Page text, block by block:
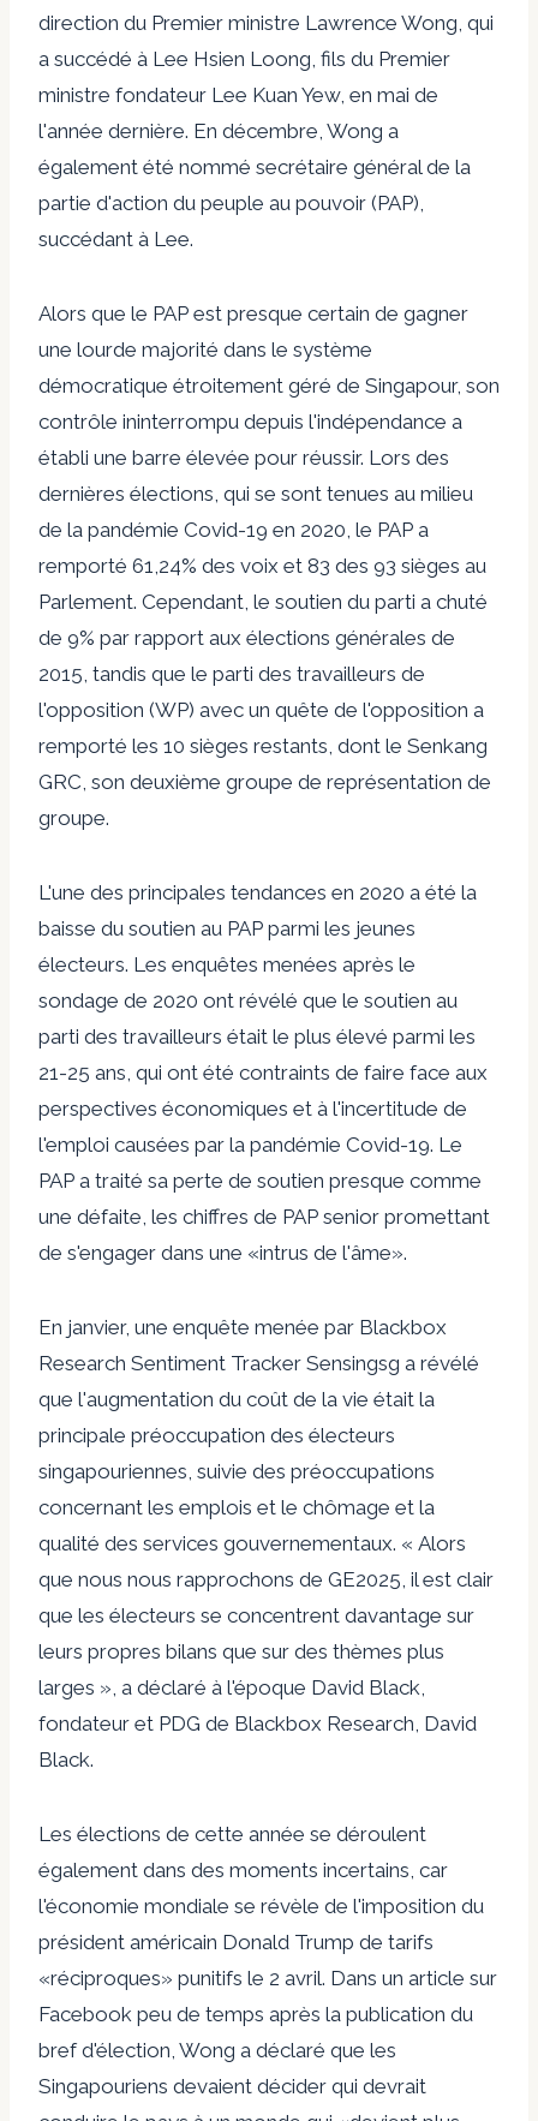
direction du Premier ministre Lawrence Wong, qui
a succédé à Lee Hsien Loong, fils du Premier
ministre fondateur Lee Kuan Yew, en mai de
l'année dernière. En décembre, Wong a
également été nommé secrétaire général de la
partie d'action du peuple au pouvoir (PAP),
succédant à Lee.
Alors que le PAP est presque certain de gagner
une lourde majorité dans le système
démocratique étroitement géré de Singapour, son
contrôle ininterrompu depuis l'indépendance a
établi une barre élevée pour réussir. Lors des
dernières élections, qui se sont tenues au milieu
de la pandémie Covid-19 en 2020, le PAP a
remporté 61,24% des voix et 83 des 93 sièges au
Parlement. Cependant, le soutien du parti a chuté
de 9% par rapport aux élections générales de
2015, tandis que le parti des travailleurs de
l'opposition (WP) avec un quête de l'opposition a
remporté les 10 sièges restants, dont le Senkang
GRC, son deuxième groupe de représentation de
groupe.
L'une des principales tendances en 2020 a été la
baisse du soutien au PAP parmi les jeunes
électeurs. Les enquêtes menées après le
sondage de 2020 ont révélé que le soutien au
parti des travailleurs était le plus élevé parmi les
21-25 ans, qui ont été contraints de faire face aux
perspectives économiques et à l'incertitude de
l'emploi causées par la pandémie Covid-19. Le
PAP a traité sa perte de soutien presque comme
une défaite, les chiffres de PAP senior promettant
de s'engager dans une «intrus de l'âme».
En janvier, une enquête menée par Blackbox
Research Sentiment Tracker Sensingsg a révélé
que l'augmentation du coût de la vie était la
principale préoccupation des électeurs
singapouriennes, suivie des préoccupations
concernant les emplois et le chômage et la
qualité des services gouvernementaux. « Alors
que nous nous rapprochons de GE2025, il est clair
que les électeurs se concentrent davantage sur
leurs propres bilans que sur des thèmes plus
larges », a déclaré à l'époque David Black,
fondateur et PDG de Blackbox Research, David
Black.
Les élections de cette année se déroulent
également dans des moments incertains, car
l'économie mondiale se révèle de l'imposition du
président américain Donald Trump de tarifs
«réciproques» punitifs le 2 avril. Dans un article sur
Facebook peu de temps après la publication du
bref d'élection, Wong a déclaré que les
Singapouriens devaient décider qui devrait